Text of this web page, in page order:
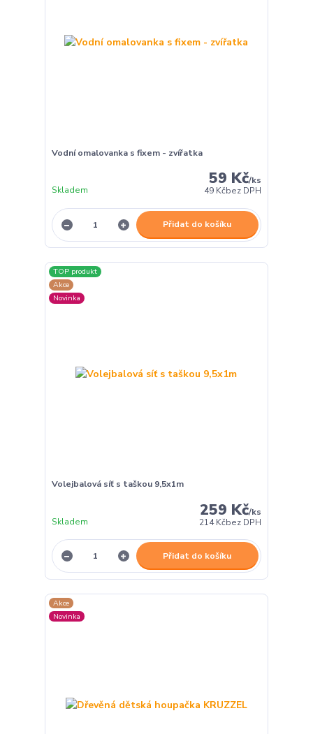
Vodní omalovanka s fixem - zvířatka
59 Kč/ks
49 Kčbez DPH
Skladem
Přidat do košíku
TOP produkt
Akce
Novinka
Volejbalová síť s taškou 9,5x1m
259 Kč/ks
214 Kčbez DPH
Skladem
Přidat do košíku
Akce
Novinka